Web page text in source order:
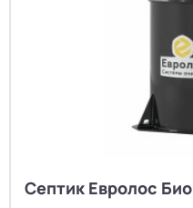
Септик Евролос